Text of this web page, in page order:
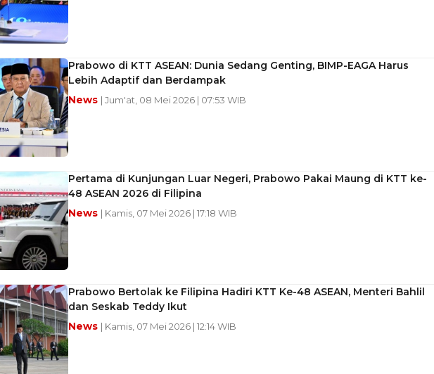
Prabowo di KTT ASEAN: Dunia Sedang Genting, BIMP-EAGA Harus
Lebih Adaptif dan Berdampak
News | Jum'at, 08 Mei 2026 | 07:53 WIB
Pertama di Kunjungan Luar Negeri, Prabowo Pakai Maung di KTT ke-
48 ASEAN 2026 di Filipina
News | Kamis, 07 Mei 2026 | 17:18 WIB
Prabowo Bertolak ke Filipina Hadiri KTT Ke-48 ASEAN, Menteri Bahlil
dan Seskab Teddy Ikut
News | Kamis, 07 Mei 2026 | 12:14 WIB